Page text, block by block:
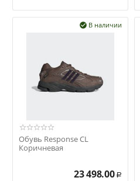
В наличии

Обувь Response CL
Коричневая
23 498.00 Р